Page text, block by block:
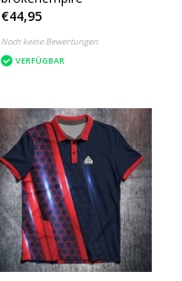
€44,95
Noch keine Bewertungen
VERFÜGBAR